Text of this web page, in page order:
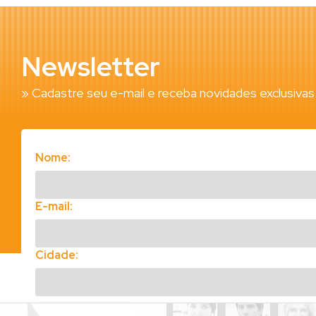
Newsletter
» Cadastre seu e-mail e receba novidades
Nome:
E-mail:
Cidade: